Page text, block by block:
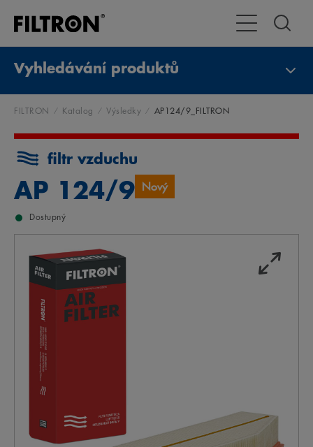
Přepnout
Vyhledávání produktů
FILTRON Katalog Výsledky AP124/9_FILTRON
filtr vzduchu
AP 124/9 Nový
Dostupný